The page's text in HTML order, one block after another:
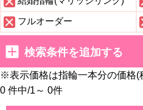
フルオーダー
検索条件を追加する
※表示価格は指輪一本分の価格(
0 件中/1～ 0件